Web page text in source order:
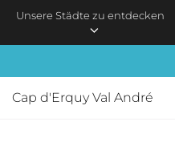
Skip to main content
Unsere Städte zu entdecken
Cap d'Erquy Val André